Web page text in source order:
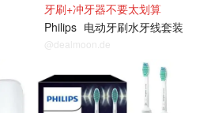
牙刷+冲牙器不要太划算
Philips 电动牙刷水牙线套装
@dealmoon.de